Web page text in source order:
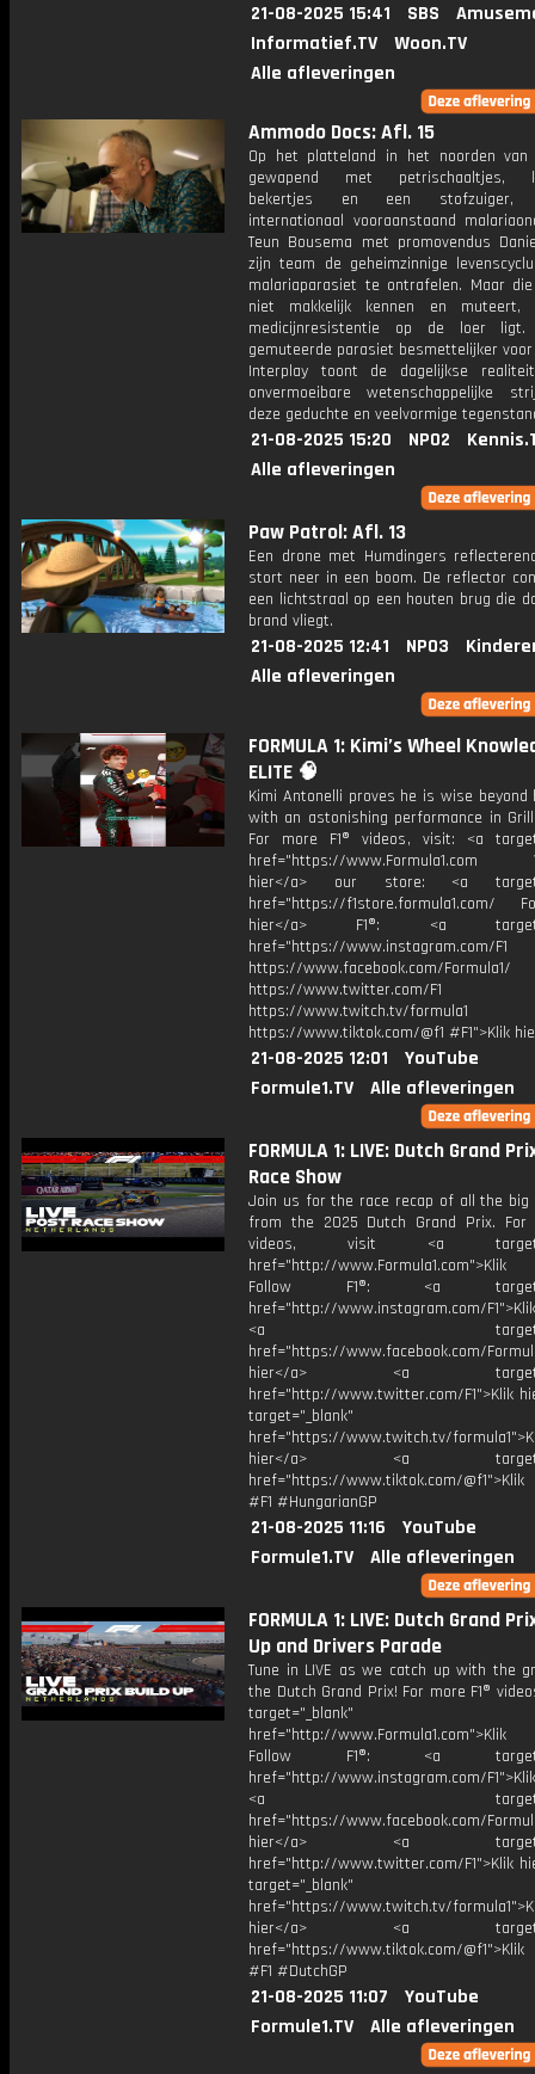
21-08-2025 15:41 SBS
Informatief.TV
Woon.TV
Alle afleveringen
Ammodo Docs: Afl. 15
Op het platteland in het noorden van
gewapend met petrischaaltjes,
bekertjes en een stofzuiger,
internationaal vooraanstaand
Teun Bousema met promovendus
zijn team de geheimzinnige
malariaparasiet te ontrafelen. Maar
niet makkelijk kennen en muteert,
medicijnresistentie op de loer
gemuteerde parasiet besmettelijker
Interplay toont de dagelijkse
onvermoeibare wetenschappelijke
deze geduchte en veelvormige
21-08-2025 15:20 NPO2
Alle afleveringen
Paw Patrol: Afl. 13
Een drone met Humdingers
stort neer in een boom. De reflector
een lichtstraal op een houten brug die
brand vliegt.
21-08-2025 12:41 NPO3
Alle afleveringen
FORMULA 1: Kimi’s Wheel
ELITE 🧠
Kimi Antonelli proves he is wise beyond
with an astonishing performance in Grill
For more F1® videos, visit: <a
href="https://www.Formula1.com
hier</a> our store: <a
href="https://f1store.formula1.com/
hier</a> F1®: <a
href="https://www.instagram.com/F1
https://www.facebook.com/Formula1/
https://www.twitter.com/F1
https://www.twitch.tv/formula1
https://www.tiktok.com/@f1 #F1">Klik
21-08-2025 12:01
YouTube
Formule1.TV
Alle afleveringen
FORMULA 1: LIVE: Dutch Grand
Race Show
Join us for the race recap of all the big
from the 2025 Dutch Grand Prix. For
videos, visit <a
href="http://
Follow F1®: <a
href="http://www.instagram.com/
<a
href="https://www.facebook.com/
hier</a> <a
href="http://www.twitter.com/F1">Klik
target="_blank"
href="https://www.twitch.tv/
hier</a> <a
href="https://www.tiktok.com/
#F1 #HungarianGP
21-08-2025 11:16
YouTube
Formule1.TV
Alle afleveringen
FORMULA 1: LIVE: Dutch Grand
Up and Drivers Parade
Tune in LIVE as we catch up with the
the Dutch Grand Prix! For more F1®
target="_blank"
href="http://
Follow F1®: <a
href="http://www.instagram.com/
<a
href="https://www.facebook.com/
hier</a> <a
href="http://www.twitter.com/F1">Klik
target="_blank"
href="https://www.twitch.tv/
hier</a> <a
href="https://www.tiktok.com/
#F1 #DutchGP
21-08-2025 11:07
YouTube
Formule1.TV
Alle afleveringen